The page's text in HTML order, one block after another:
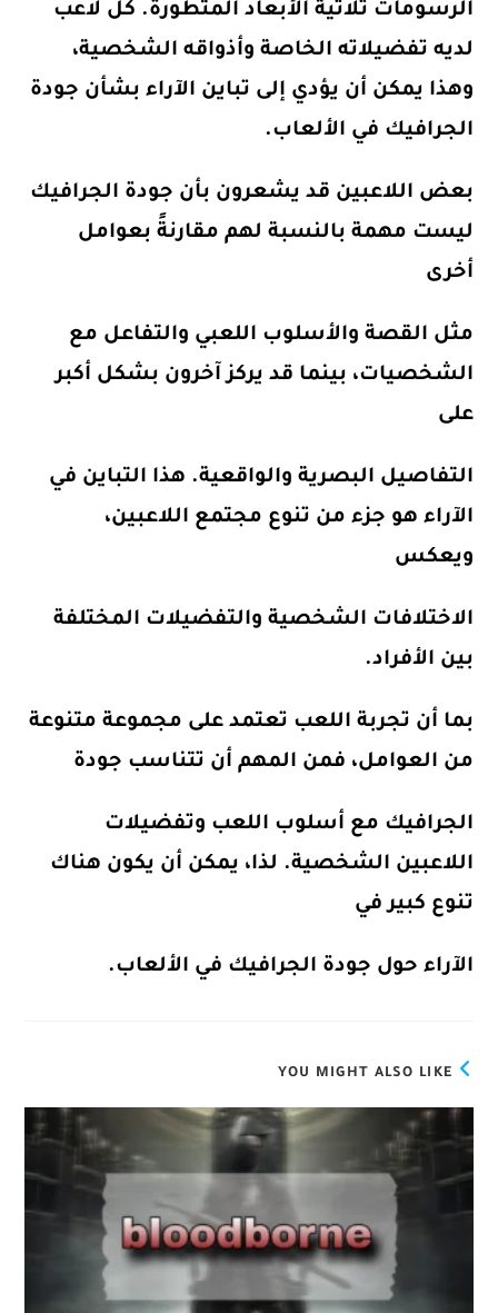
الرسومات ثلاثية الأبعاد المتطورة. كل لاعب
لديه تفضيلاته الخاصة وأذواقه الشخصية،
وهذا يمكن أن يؤدي إلى تباين الآراء بشأن جودة
الجرافيك في الألعاب.
بعض اللاعبين قد يشعرون بأن جودة الجرافيك
ليست مهمة بالنسبة لهم مقارنةً بعوامل
أخرى
مثل القصة والأسلوب اللعبي والتفاعل مع
الشخصيات، بينما قد يركز آخرون بشكل أكبر
على
التفاصيل البصرية والواقعية. هذا التباين في
الآراء هو جزء من تنوع مجتمع اللاعبين،
ويعكس
الاختلافات الشخصية والتفضيلات المختلفة
بين الأفراد.
بما أن تجربة اللعب تعتمد على مجموعة متنوعة
من العوامل، فمن المهم أن تتناسب جودة
الجرافيك مع أسلوب اللعب وتفضيلات
اللاعبين الشخصية. لذا، يمكن أن يكون هناك
تنوع كبير في
الآراء حول جودة الجرافيك في الألعاب.
YOU MIGHT ALSO LIKE